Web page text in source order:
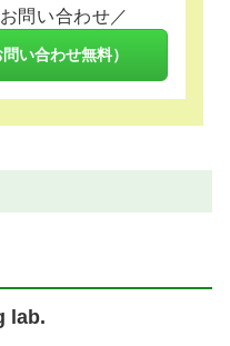
問い合わせ／
問い合わせ無料）
lab.